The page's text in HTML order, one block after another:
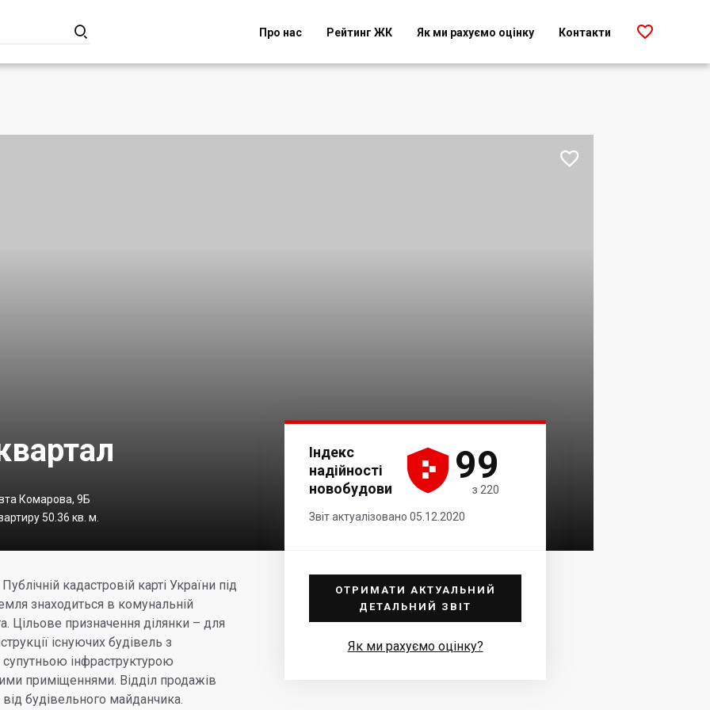
 Про нас Рейтинг ЖК Як ми рахуємо оцінку Контакти 
Комарова, 9Б
50.36 кв. м.

кадастровій карті України під
знаходиться в комунальній
Цільове призначення ділянки – для
існуючих будівель з
інфраструктурою
приміщеннями. Відділ продажів
будівельного майданчика.
Індекс
надійності
новобудови




99
з 220
Звіт актуалізовано 05.12.2020
ОТРИМАТИ АКТУАЛЬНИЙ
ДЕТАЛЬНИЙ ЗВІТ
Як ми рахуємо оцінку?